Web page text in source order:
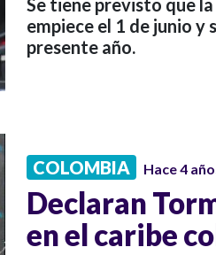
Se tiene previsto que
empiece el 1 de junio y
presente año.
COLOMBIA Hace 4
Declaran
en el caribe